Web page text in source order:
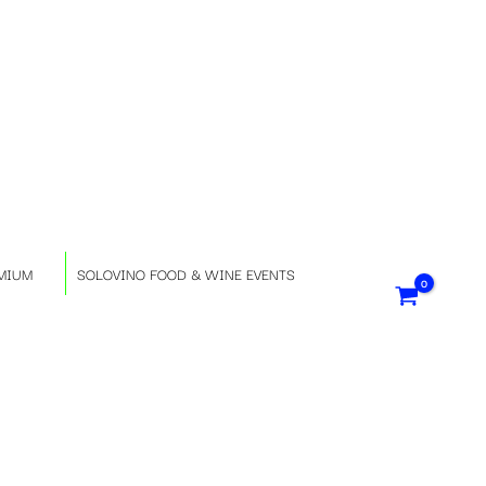
SOLOVINO FOOD & WINE EVENTS
i